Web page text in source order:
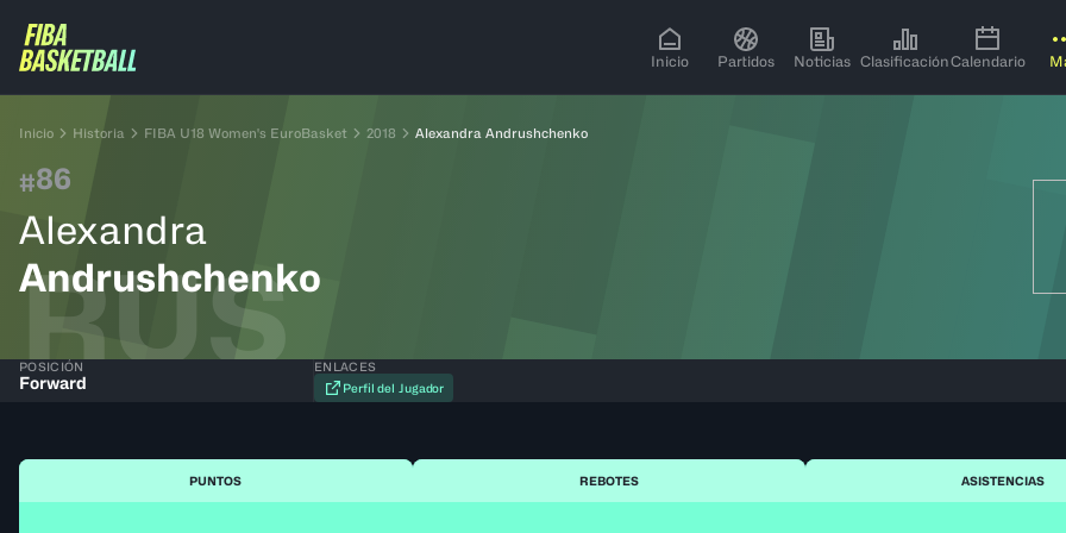
Inicio Partidos Noticias ClasificaciónCalendario
Inicio Historia FIBA U18 Women's EuroBasket 2018 Alexandra Andrushchenko
#86
Alexandra
Andrushchenko
RUS
POSICIÓN
Forward
ENLACES
Perfil del Jugador
PUNTOS REBOTES ASISTENCIAS